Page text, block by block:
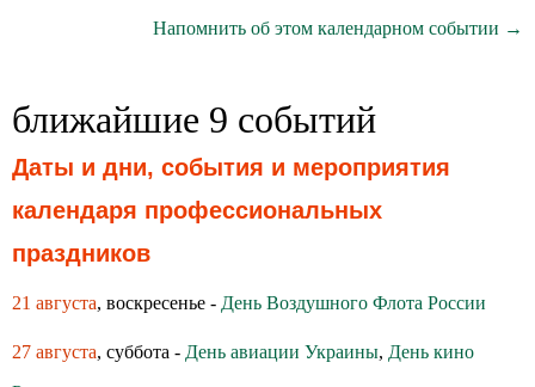
Напомнить об этом календарном событии →
ближайшие 9 событий
Даты и дни, события и мероприятия
календаря профессиональных
праздников
21 августа, воскресенье - День Воздушного Флота России
27 августа, суббота - День авиации Украины, День кино